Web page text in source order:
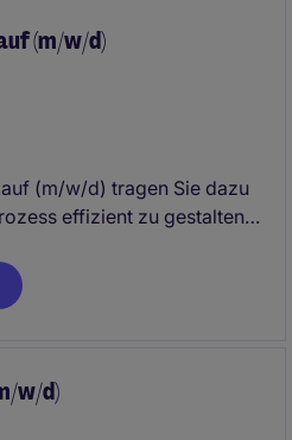
(m/w/d)
(m/w/d) tragen Sie dazu
effizient zu gestalten
Team im Bereich Einkauf
und
w/d)